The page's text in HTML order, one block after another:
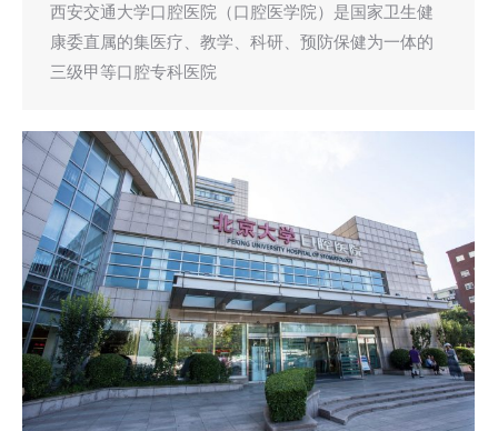
西安交通大学口腔医院（口腔医学院）是国家卫生健
康委直属的集医疗、教学、科研、预防保健为一体的
三级甲等口腔专科医院